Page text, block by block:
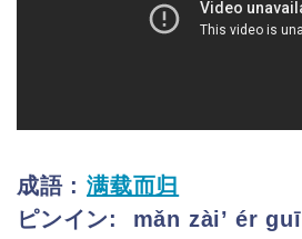
成語 : 满载而归
ピンイン: mǎn zài’ ér guī